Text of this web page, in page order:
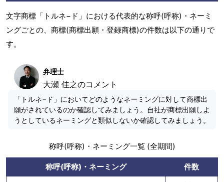
文字商標「トルネ−ド」における代表的な称呼(呼称)・ネーミ
ングごとの、商標(商標出願・登録商標)の件数は以下の通りで
す。
弁理士
大瀬 佳之のコメント
「トルネ−ド」においてどのようなネーミングに対して商標出
願がされているのか確認してみましょう。自社が商標出願しよ
うとしているネーミングと類似しないか確認してみましょう。
称呼(呼称)・ネーミング一覧 (全期間)
称呼(呼称)・ネーミング
件数